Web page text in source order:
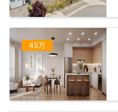
45万